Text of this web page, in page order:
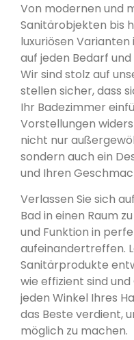
Von modernen und
Sanitärobjekten bis
luxuriösen
auf jeden Bedarf
Wir sind stolz auf
stellen sicher, dass
Ihr Badezimmer
Vorstellungen
nicht nur
sondern auch ein
und Ihren
Verlassen Sie sich
Bad in einen Raum
und Funktion in
aufeinandertreffen.
Sanitärprodukte
wie effizient sind
jeden Winkel Ihres
das Beste verdient,
möglich zu machen.